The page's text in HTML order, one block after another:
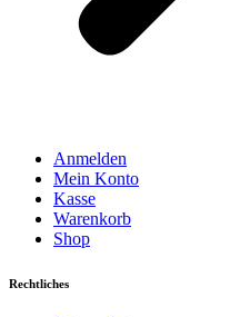
Anmelden
Mein Konto
Kasse
Warenkorb
Shop
Rechtliches